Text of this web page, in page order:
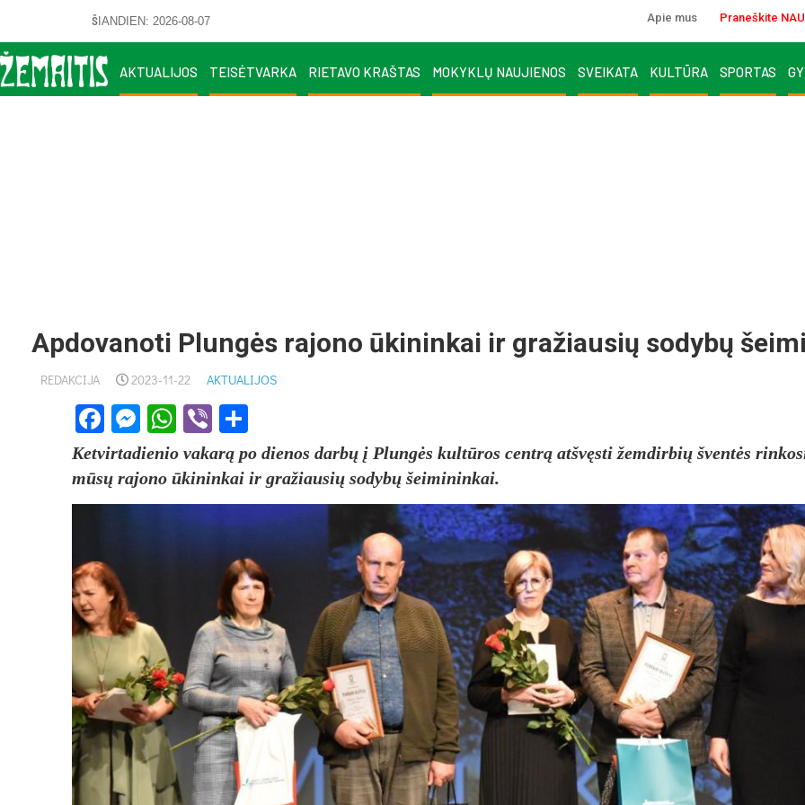
ŠIANDIEN: 2026-08-07 Apie mus Praneškite
AKTUALIJOS TEISĖTVARKA RIETAVO KRAŠTAS MOKYKLŲ NAUJIENOS SVEIKATA KULTŪRA SPORTAS
Apdovanoti Plungės rajono ūkininkai ir gražiausių sodybų
REDAKCIJA 2023-11-22 AKTUALIJOS
Facebook
Messenger
WhatsApp
Viber
Ketvirtadienio vakarą po dienos darbų į Plungės kultūros centrą atšvęsti žemdirbių šventės
mūsų rajono ūkininkai ir gražiausių sodybų šeimininkai.